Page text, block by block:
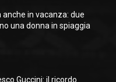
anche in vacanza: due
una donna in spiaggia
Guccini: il ricordo